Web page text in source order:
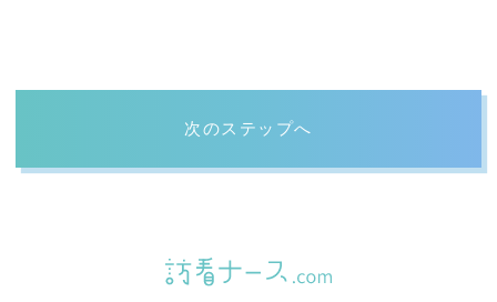
次のステップへ